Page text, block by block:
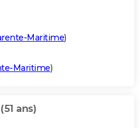
Maritime)
Maritime)
(51 ans)